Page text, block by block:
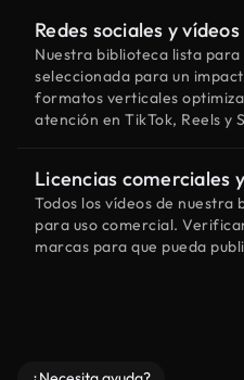
Redes sociales y
Nuestra biblioteca lista para
seleccionada para un
formatos verticales
atención en TikTok, Reels y
Licencias comerciales
Todos los vídeos de
para uso comercial.
marcas para que pueda